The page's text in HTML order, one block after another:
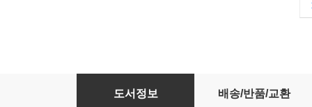
경험의 멸종
도서정보 배송/반품/교환